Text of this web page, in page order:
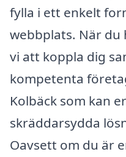
fylla i ett enkelt
webbplats. När
vi att koppla dig
kompetenta
Kolbäck som kan
skräddarsydda
Oavsett om du är